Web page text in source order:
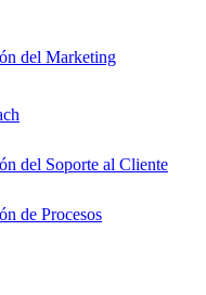
del Marketing
del Soporte al Cliente
de Procesos